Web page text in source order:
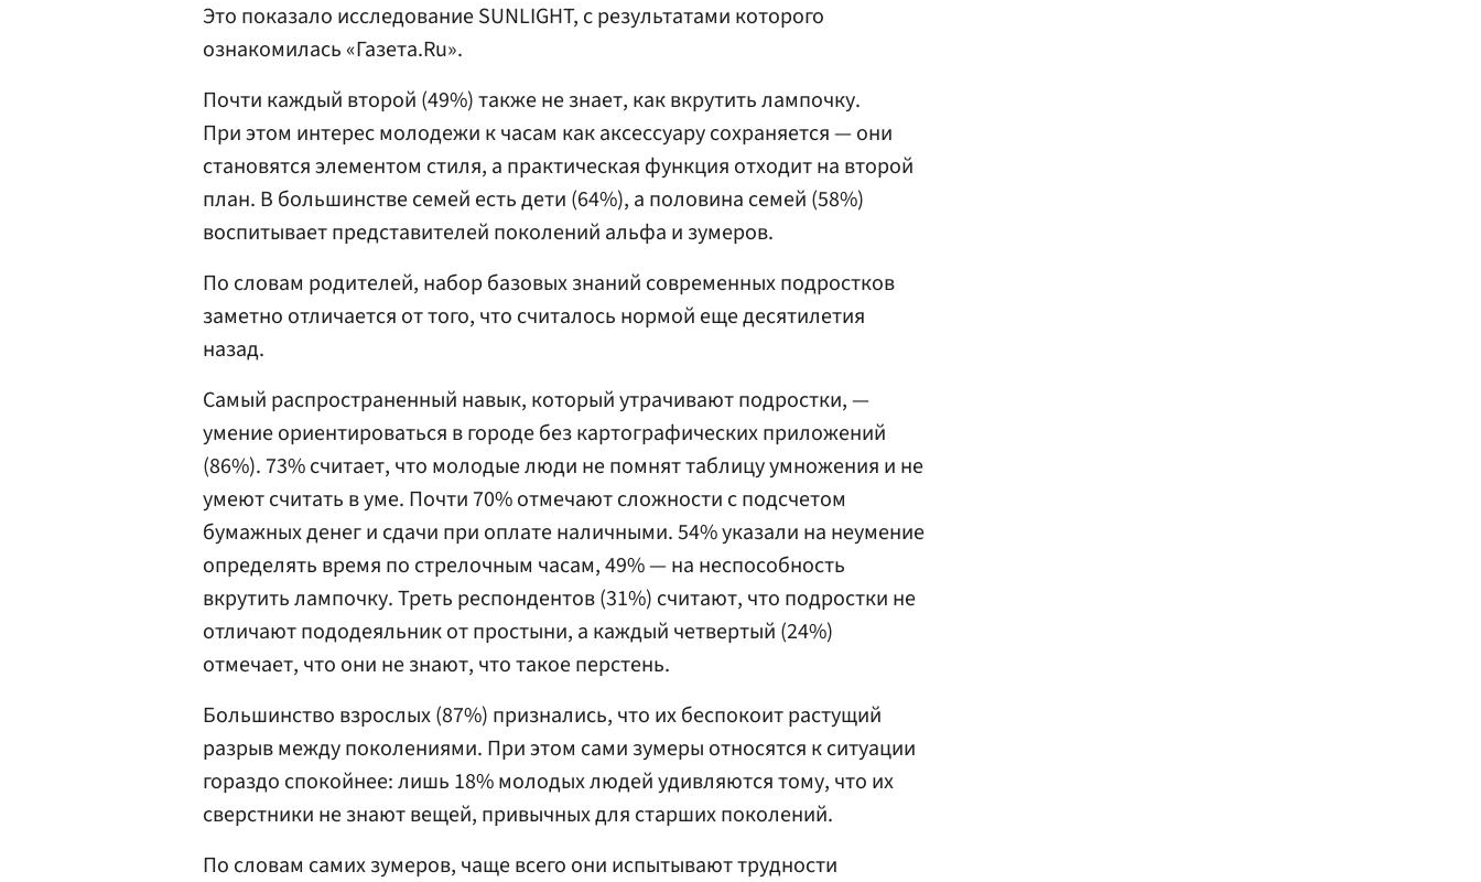
Это показало исследование SUNLIGHT, с результатами которого
ознакомилась «Газета.Ru».
Почти каждый второй (49%) также не знает, как вкрутить лампочку.
При этом интерес молодежи к часам как аксессуару сохраняется — они
становятся элементом стиля, а практическая функция отходит на второй
план. В большинстве семей есть дети (64%), а половина семей (58%)
воспитывает представителей поколений альфа и зумеров.
По словам родителей, набор базовых знаний современных подростков
заметно отличается от того, что считалось нормой еще десятилетия
назад.
Самый распространенный навык, который утрачивают подростки, —
умение ориентироваться в городе без картографических приложений
(86%). 73% считает, что молодые люди не помнят таблицу умножения и не
умеют считать в уме. Почти 70% отмечают сложности с подсчетом
бумажных денег и сдачи при оплате наличными. 54% указали на неумение
определять время по стрелочным часам, 49% — на неспособность
вкрутить лампочку. Треть респондентов (31%) считают, что подростки не
отличают пододеяльник от простыни, а каждый четвертый (24%)
отмечает, что они не знают, что такое перстень.
Большинство взрослых (87%) признались, что их беспокоит растущий
разрыв между поколениями. При этом сами зумеры относятся к ситуации
гораздо спокойнее: лишь 18% молодых людей удивляются тому, что их
сверстники не знают вещей, привычных для старших поколений.
По словам самих зумеров, чаще всего они испытывают трудности